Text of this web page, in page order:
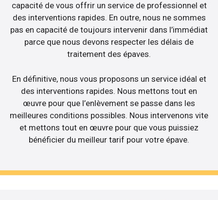
capacité de vous offrir un service de professionnel et
des interventions rapides. En outre, nous ne sommes
pas en capacité de toujours intervenir dans l’immédiat
parce que nous devons respecter les délais de
traitement des épaves.
En définitive, nous vous proposons un service idéal et
des interventions rapides. Nous mettons tout en
œuvre pour que l’enlèvement se passe dans les
meilleures conditions possibles. Nous intervenons vite
et mettons tout en œuvre pour que vous puissiez
bénéficier du meilleur tarif pour votre épave.